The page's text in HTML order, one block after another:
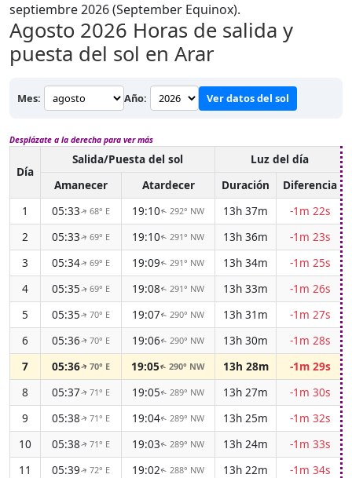
septiembre 2026 (September Equinox).
Agosto 2026 Horas de salida y
puesta del sol en Arar
Mes: Año: Ver datos del sol
Desplázate a la derecha para ver más
Día
Salida/Puesta del sol Luz del día
Amanecer
Atardecer Duración
Diferencia
1
05:33↑68° E 19:10↑ 292° NW 13h 37m
-1m 22s
2
05:33↑69° E 19:10↑ 291° NW 13h 36m
-1m 23s
3
05:34↑69° E 19:09↑ 291° NW 13h 34m
-1m 25s
4
05:35↑69° E 19:08↑ 291° NW 13h 33m
-1m 26s
5
05:35↑70° E 19:07↑ 290° NW 13h 31m
-1m 27s
6
05:36↑70° E 19:06↑ 290° NW 13h 30m
-1m 28s
7
05:36↑70° E 19:05↑290° NW 13h 28m
-1m 29s
8
05:37↑71° E 19:05↑ 289° NW 13h 27m
-1m 30s
9
05:38↑71° E 19:04↑ 289° NW 13h 25m
-1m 32s
10
05:38↑71° E 19:03↑ 289° NW 13h 24m
-1m 33s
11
05:39↑72° E 19:02↑ 288° NW 13h 22m
-1m 34s